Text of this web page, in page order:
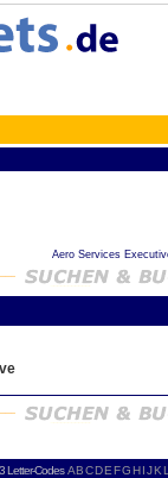
Aero Services
3 Letter-Codes ABCDEFGH IJKL